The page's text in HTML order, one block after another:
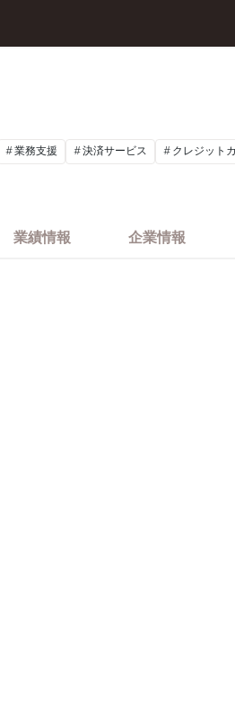
業務支援 決済サービス クレジット
業績情報 企業情報